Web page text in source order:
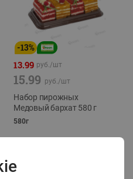
-13%
13.99 руб./шт
15.99 руб./шт
Набор пирожных
Медовый бархат 580 г
580г